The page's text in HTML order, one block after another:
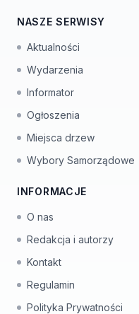
NASZE SERWISY
Aktualności
Wydarzenia
Informator
Ogłoszenia
Miejsca drzew
Wybory Samorządowe
INFORMACJE
O nas
Redakcja i autorzy
Kontakt
Regulamin
Polityka Prywatności